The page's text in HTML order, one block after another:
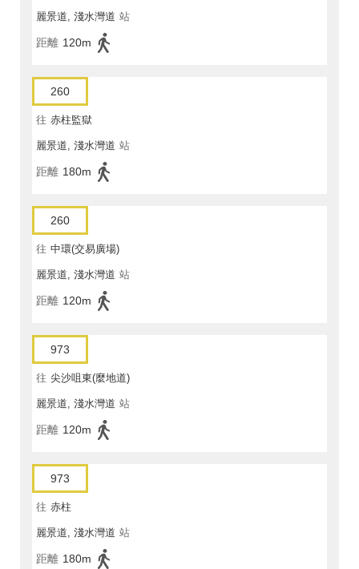
麗景道, 淺水灣道 站
距離 120m
260
往 赤柱監獄
麗景道, 淺水灣道 站
距離 180m
260
往 中環(交易廣場)
麗景道, 淺水灣道 站
距離 120m
973
往 尖沙咀東(麼地道)
麗景道, 淺水灣道 站
距離 120m
973
往 赤柱
麗景道, 淺水灣道 站
距離 180m